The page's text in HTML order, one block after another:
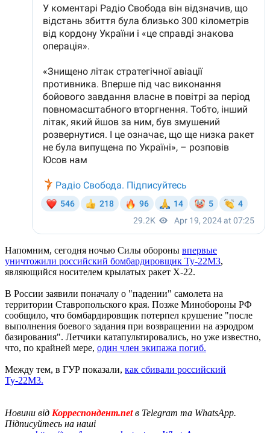
Напомним, сегодня ночью Силы обороны впервые
уничтожили российский бомбардировщик Ту-22М3,
являющийся носителем крылатых ракет Х-22.
В России заявили поначалу о "падении" самолета на
территории Ставропольского края. Позже Минобороны РФ
сообщило, что бомбардировщик потерпел крушение "после
выполнения боевого задания при возвращении на аэродром
базирования". Летчики катапультировались, но уже известно,
что, по крайней мере, один член экипажа погиб.
Между тем, в ГУР показали, как сбивали российский
Ту-22М3.
Новини від Корреспондент.netв Telegram та WhatsApp.
Підписуйтесь на наші